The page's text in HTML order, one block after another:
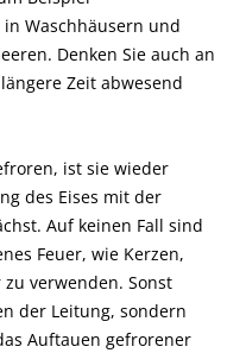
Waschhäusern und
Denken Sie auch an
Zeit abwesend
ist sie wieder
des Eises mit der
Auf keinen Fall sind
Feuer, wie Kerzen,
verwenden. Sonst
der Leitung, sondern
Auftauen gefrorener